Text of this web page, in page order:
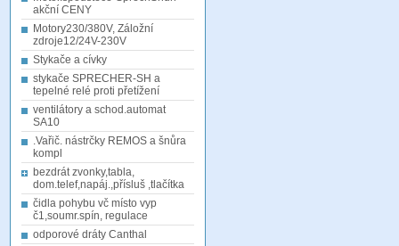
akční CENY
Motory230/380V, Záložní
zdroje12/24V-230V
Stykače a cívky
stykače SPRECHER-SH a
tepelné relé proti přetížení
ventilátory a schod.automat
SA10
.Vařič. nástrčky REMOS a šnůra
kompl
bezdrát zvonky,tabla,
dom.telef,napáj.,přísluš ,tlačítka
čidla pohybu vč místo vyp
č1,soumr.spín, regulace
odporové dráty Canthal